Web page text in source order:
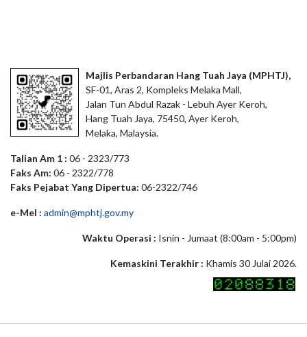
Majlis Perbandaran Hang Tuah Jaya (MPHTJ),
SF-01, Aras 2, Kompleks Melaka Mall,
Jalan Tun Abdul Razak - Lebuh Ayer Keroh,
Hang Tuah Jaya, 75450, Ayer Keroh,
Melaka, Malaysia.
Talian Am 1 : 06 - 2323/773
Faks Am: 06 - 2322/778
Faks Pejabat Yang Dipertua: 06-2322/746
e-Mel : admin@mphtj.gov.my
Waktu Operasi : Isnin - Jumaat (8:00am - 5:00pm)
Kemaskini Terakhir : Khamis 30 Julai 2026.